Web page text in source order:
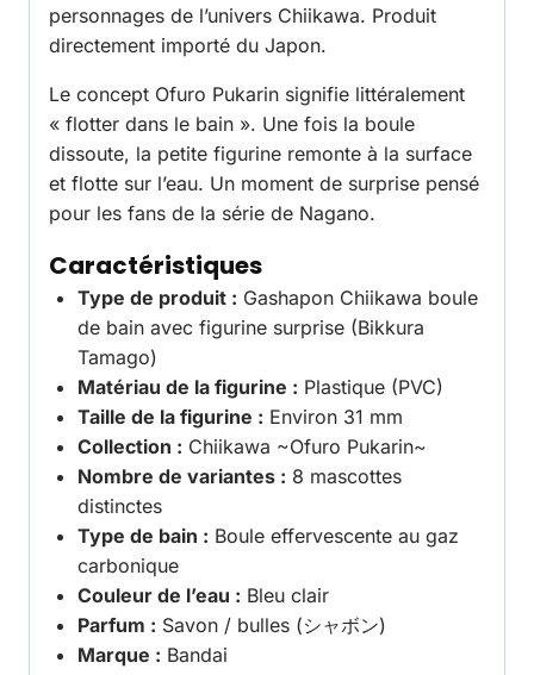
personnages de l’univers Chiikawa. Produit
directement importé du Japon.
Le concept Ofuro Pukarin signifie littéralement
« flotter dans le bain ». Une fois la boule
dissoute, la petite figurine remonte à la surface
et flotte sur l’eau. Un moment de surprise pensé
pour les fans de la série de Nagano.
Caractéristiques
Type de produit : Gashapon Chiikawa boule
de bain avec figurine surprise (Bikkura
Tamago)
Matériau de la figurine : Plastique (PVC)
Taille de la figurine : Environ 31 mm
Collection : Chiikawa ~Ofuro Pukarin~
Nombre de variantes : 8 mascottes
distinctes
Type de bain : Boule effervescente au gaz
carbonique
Couleur de l’eau : Bleu clair
Parfum : Savon / bulles (シャボン)
Marque : Bandai